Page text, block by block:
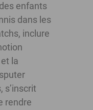
enfants
dans les
inclure
la
s’inscrit
rendre